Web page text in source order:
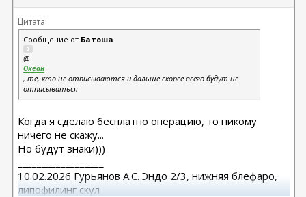
Цитата:
Сообщение от Батоша
@
Океан
, те, кто не отписываются и дальше скорее всего будут не
отписываться
Когда я сделаю бесплатно операцию, то никому
ничего не скажу...
Но будут знаки)))
10.02.2026 Гурьянов А.С. Эндо 2/3, нижняя блефаро,
липофилинг скул